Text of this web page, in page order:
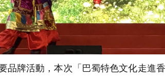
品牌活動，本次「巴蜀特色文化走進